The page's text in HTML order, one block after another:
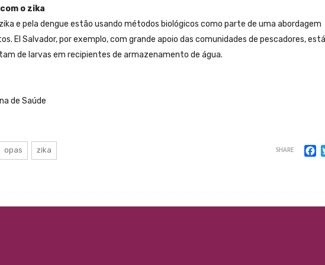
o zika
e pela dengue estão usando métodos biológicos como parte de uma abordagem
El Salvador, por exemplo, com grande apoio das comunidades de pescadores, está
de larvas em recipientes de armazenamento de água.
de Saúde
opas zika SHARE